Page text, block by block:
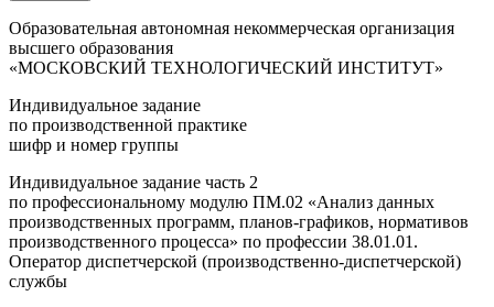
Образовательная автономная некоммерческая организация
высшего образования
«МОСКОВСКИЙ ТЕХНОЛОГИЧЕСКИЙ ИНСТИТУТ»
Индивидуальное задание
по производственной практике
шифр и номер группы
Индивидуальное задание часть 2
по профессиональному модулю ПМ.02 «Анализ данных
производственных программ, планов-графиков, нормативов
производственного процесса» по профессии 38.01.01.
Оператор диспетчерской (производственно-диспетчерской)
службы